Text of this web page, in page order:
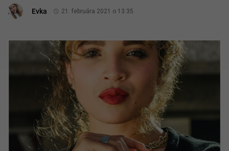
Evka 21. februára 2021 o 13:35